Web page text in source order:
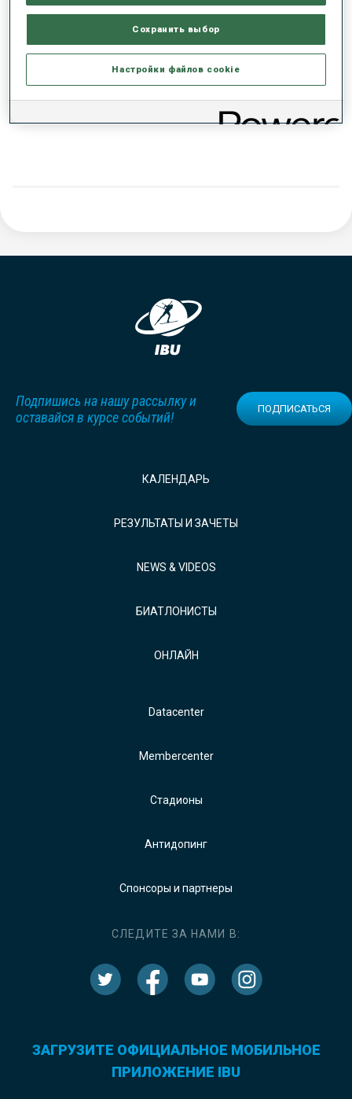
РЕЗУЛЬТАТЫ - ТЕНДЕНЦИЯ
ДАННЫХ НЕТ
Подпишись на нашу рассылку и
оставайся в курсе событий!
ПОДПИСАТЬСЯ
КАЛЕНДАРЬ
РЕЗУЛЬТАТЫ И ЗАЧЕТЫ
NEWS & VIDEOS
БИАТЛОНИСТЫ
ОНЛАЙН
Datacenter
Membercenter
Стадионы
Антидопинг
Спонсоры и партнеры
СЛЕДИТЕ ЗА НАМИ В:
ЗАГРУЗИТЕ ОФИЦИАЛЬНОЕ МОБИЛЬНОЕ
ПРИЛОЖЕНИЕ IBU
Сохранить выбор
Настройки файлов cookie